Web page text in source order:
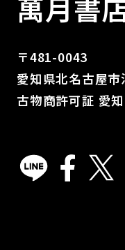
萬月書
〒481-0043
愛知県北名古屋
古物商許可証 愛